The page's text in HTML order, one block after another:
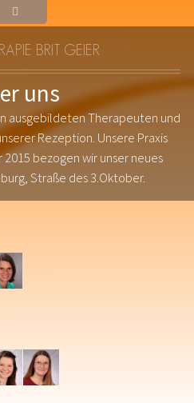
BRIT GEIER
uns
ausgebildeten Therapeuten und
Rezeption. Unsere Praxis
bezogen wir unser neues
Straße des 3.Oktober.